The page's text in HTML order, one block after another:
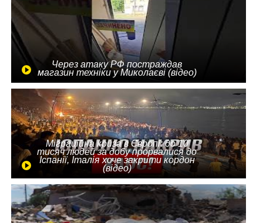
Через атаку РФ постраждав
магазин техніки у Миколаєві (відео)
Міграційна криза в Європі: до 10
тисяч людей за добу прорвалися до
Іспанії, Італія хоче закрити кордон
(відео)